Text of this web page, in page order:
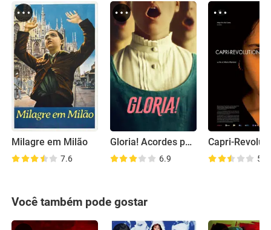
Milagre em Milão
7.6
Gloria! Acordes para a Liberdade
6.9
Capri-
5.3
Você também pode gostar